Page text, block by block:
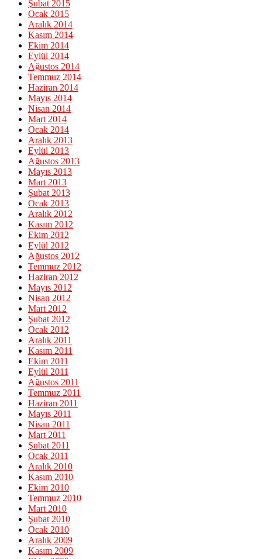
Şubat 2015
Ocak 2015
Aralık 2014
Kasım 2014
Ekim 2014
Eylül 2014
Ağustos 2014
Temmuz 2014
Haziran 2014
Mayıs 2014
Nisan 2014
Mart 2014
Ocak 2014
Aralık 2013
Eylül 2013
Ağustos 2013
Mayıs 2013
Mart 2013
Şubat 2013
Ocak 2013
Aralık 2012
Kasım 2012
Ekim 2012
Eylül 2012
Ağustos 2012
Temmuz 2012
Haziran 2012
Mayıs 2012
Nisan 2012
Mart 2012
Şubat 2012
Ocak 2012
Aralık 2011
Kasım 2011
Ekim 2011
Eylül 2011
Ağustos 2011
Temmuz 2011
Haziran 2011
Mayıs 2011
Nisan 2011
Mart 2011
Şubat 2011
Ocak 2011
Aralık 2010
Kasım 2010
Ekim 2010
Temmuz 2010
Mart 2010
Şubat 2010
Ocak 2010
Aralık 2009
Kasım 2009